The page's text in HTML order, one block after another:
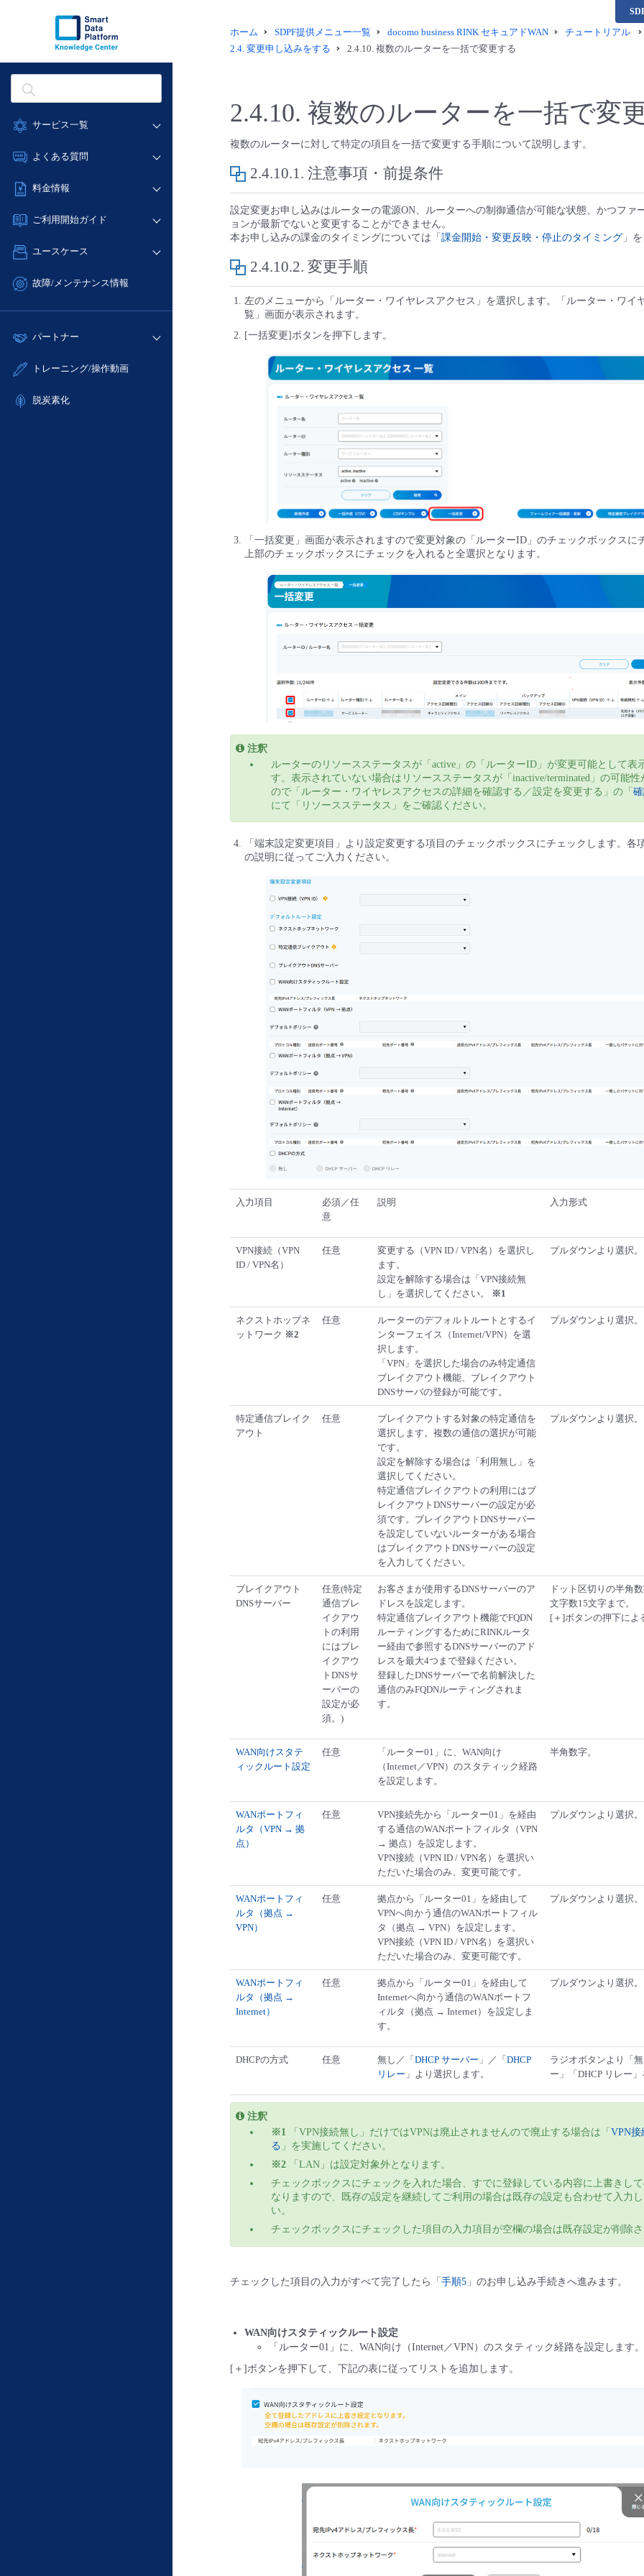
サービス一覧
データ利活用
ネットワーク
IoT
サポート
管理機能
よくある質問
データ利活用
ネットワーク
IoT
サポート
管理機能
すべてのメニューを見る
料金情報
料金シミュレーター
クラウド/サーバー
ネットワーク
サポート
すべてのメニューを見る
ご利用開始ガイド
■ 管理機能
- 初期設定・確認
- ユーザー機能の管理
- APIリファレンス
ユースケース
- バックアップ
- IoT
- ITインフラストラクチャー
故障/メンテナンス情報
サービス稼働状況
故障/メンテナンス履歴
定期メンテナンス
パートナー
販売パートナー向けプログラム
トレーニング/操作動画
脱炭素化
ホーム SDPF提供メニュー一覧 docomo business RINK セキュアドWAN
チュートリアル
2.4. 変更申し込みをする 2.4.10. 複数のルーターを一括で変更する
2.4.10. 複数のルーターを一括で変
複数のルーターに対して特定の項目を一括で変更する手順について説明します。
2.4.10.1. 注意事項・前提条件
設定変更お申し込みはルーターの電源ON、ルーターへの制御通信が可能な状態、かつファ
ョンが最新でないと変更することができません。
本お申し込みの課金のタイミングについては「 課金開始・変更反映・停止のタイミング 」
2.4.10.2. 変更手順
左のメニューから「ルーター・ワイヤレスアクセス」を選択します。「ルーター・ワイ
覧」画面が表示されます。
[一括変更]ボタンを押下します。
「一括変更」画面が表示されますので変更対象の「ルーターID」のチェックボックスに
上部のチェックボックスにチェックを入れると全選択となります。
注釈
ルーターのリソースステータスが「active」の「ルーターID」が変更可能として表
す。表示されていない場合はリソースステータスが「inactive/terminated」の可能性
ので「ルーター・ワイヤレスアクセスの詳細を確認する／設定を変更する」の「
にて「リソースステータス」をご確認ください。
「端末設定変更項目」より設定変更する項目のチェックボックスにチェックします。各
の説明に従ってご入力ください。
入力項目
必須／任
意
説明 入力形式
VPN接続（VPN
ID / VPN名）
任意
変更する（VPN ID / VPN名）を選択し
ます。
設定を解除する場合は「VPN接続無
し」を選択してください。
※1
プルダウンより選択。
ネクストホップネ
ットワーク ※2
任意
ルーターのデフォルトルートとするイ
ンターフェイス（Internet/VPN）を選
択します。
「VPN」を選択した場合のみ特定通信
ブレイクアウト機能、ブレイクアウト
DNSサーバの登録が可能です。
プルダウンより選択。
特定通信ブレイク
アウト
任意
ブレイクアウトする対象の特定通信を
選択します。複数の通信の選択が可能
です。
設定を解除する場合は「利用無し」を
選択してください。
特定通信ブレイクアウトの利用にはブ
レイクアウトDNSサーバーの設定が必
須です。ブレイクアウトDNSサーバー
を設定していないルーターがある場合
はブレイクアウトDNSサーバーの設定
を入力してください。
プルダウンより選択。
ブレイクアウト
DNSサーバー
任意(特定
通信ブレ
イクアウ
トの利用
にはブレ
イクアウ
トDNSサ
ーバーの
設定が必
須。)
お客さまが使用するDNSサーバーのア
ドレスを設定します。
特定通信ブレイクアウト機能でFQDN
ルーティングするためにRINKルータ
ー経由で参照するDNSサーバーのアド
レスを最大4つまで登録ください。
登録したDNSサーバーで名前解決した
通信のみFQDNルーティングされま
す。
ドット区切りの半角
文字数15文字まで。
[＋]ボタンの押下によ
WAN向けスタテ
ィックルート設定
任意
「ルーター01」に、WAN向け
（Internet／VPN）のスタティック経路
を設定します。
半角数字。
WANポートフィ
ルタ（VPN → 拠
点）
任意
VPN接続先から「ルーター01」を経由
する通信のWANポートフィルタ（VPN
→ 拠点）を設定します。
VPN接続（VPN ID / VPN名）を選択い
ただいた場合のみ、変更可能です。
プルダウンより選択。
WANポートフィ
ルタ（拠点 →
VPN）
任意
拠点から「ルーター01」を経由して
VPNへ向かう通信のWANポートフィル
タ（拠点 → VPN）を設定します。
VPN接続（VPN ID / VPN名）を選択い
ただいた場合のみ、変更可能です。
プルダウンより選択。
WANポートフィ
ルタ（拠点 →
Internet）
任意
拠点から「ルーター01」を経由して
Internetへ向かう通信のWANポートフ
ィルタ（拠点 → Internet）を設定しま
す。
プルダウンより選択。
DHCPの方式 任意 無し／「 DHCP サーバー 」／「 DHCP
リレー 」より選択します。
ラジオボタンより「
ー」「DHCP リレー
注釈
※1 「VPN接続無し」だけではVPNは廃止されませんので廃止する場合は「 VPN接
る 」を実施してください。
※2 「LAN」は設定対象外となります。
チェックボックスにチェックを入れた場合、すでに登録している内容に上書きし
なりますので、既存の設定を継続してご利用の場合は既存の設定も合わせて入力
い。
チェックボックスにチェックした項目の入力項目が空欄の場合は既存設定が削除
チェックした項目の入力がすべて完了したら「 手順5 」のお申し込み手続きへ進みます。
WAN向けスタティックルート設定
「ルーター01」に、WAN向け（Internet／VPN）のスタティック経路を設定します。
[＋]ボタンを押下して、下記の表に従ってリストを追加します。